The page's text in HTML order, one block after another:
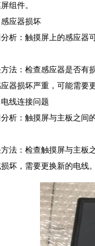
组件。
感应器损坏
分析：触摸屏上的感应器
法：检查感应器是否有
器损坏严重，可能需要
线连接问题
分析：触摸屏与主板之间
法：检查触摸屏与主板
坏，需要更换新的电线。